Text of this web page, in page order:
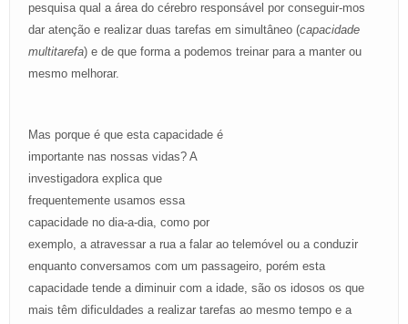
pesquisa qual a área do cérebro responsável por conseguir-mos
dar atenção e realizar duas tarefas em simultâneo (capacidade
multitarefa) e de que forma a podemos treinar para a manter ou
mesmo melhorar.
Mas porque é que esta capacidade é
importante nas nossas vidas? A
investigadora explica que
frequentemente usamos essa
capacidade no dia-a-dia, como por
exemplo, a atravessar a rua a falar ao telemóvel ou a conduzir
enquanto conversamos com um passageiro, porém esta
capacidade tende a diminuir com a idade, são os idosos os que
mais têm dificuldades a realizar tarefas ao mesmo tempo e a